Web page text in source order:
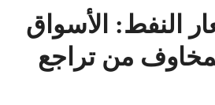
النفط: الأسواق
من تراجع